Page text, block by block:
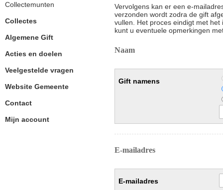
Vervolgens kan er een e-
verzonden wordt zodra de gift
vullen. Het proces eindigt met
kunt u eventuele opmerkingen
Naam
Gift namens
E-mailadres
E-mailadres
Collectemunten
Collectes
Algemene Gift
Acties en doelen
Veelgestelde vragen
Website Gemeente
Contact
Mijn account